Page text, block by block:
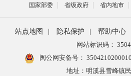
国家部委 省级政府 省内地市
站点地图 隐私保护 帮助中心
网站标识码：
闽公网安备号：
地址：明溪县雪峰镇